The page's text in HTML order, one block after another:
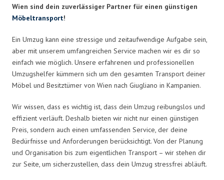
Wien sind dein zuverlässiger Partner für einen günstigen
Möbeltransport!
Ein Umzug kann eine stressige und zeitaufwendige Aufgabe sein,
aber mit unserem umfangreichen Service machen wir es dir so
einfach wie möglich. Unsere erfahrenen und professionellen
Umzugshelfer kümmern sich um den gesamten Transport deiner
Möbel und Besitztümer von Wien nach Giugliano in Kampanien.
Wir wissen, dass es wichtig ist, dass dein Umzug reibungslos und
effizient verläuft. Deshalb bieten wir nicht nur einen günstigen
Preis, sondern auch einen umfassenden Service, der deine
Bedürfnisse und Anforderungen berücksichtigt. Von der Planung
und Organisation bis zum eigentlichen Transport – wir stehen dir
zur Seite, um sicherzustellen, dass dein Umzug stressfrei abläuft.